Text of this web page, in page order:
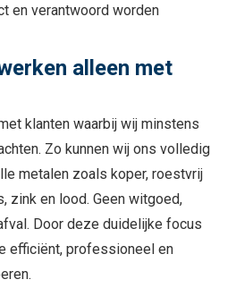
en verantwoord worden
alleen met
klanten waarbij wij minstens
Zo kunnen wij ons volledig
metalen zoals koper, roestvrij
zink en lood. Geen witgoed,
Door deze duidelijke focus
efficiënt, professioneel en